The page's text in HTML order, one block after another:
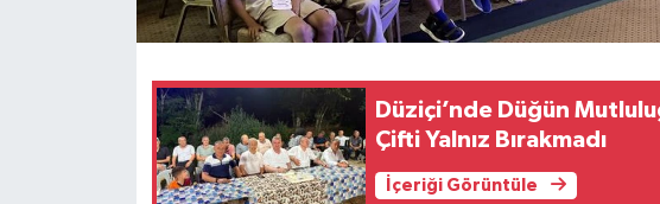
Düziçi’nde Düğün
Çifti Yalnız Bırakmadı
İçeriği Görüntüle